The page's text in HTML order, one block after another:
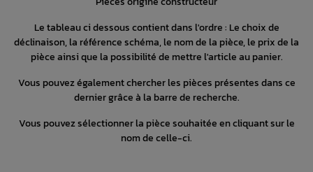
Le tableau ci dessous contient dans l'ordre : Le choix de
déclinaison, la référence schéma, le nom de la pièce, le prix de la
pièce ainsi que la possibilité de mettre l'article au panier.
Vous pouvez également chercher les pièces présentes dans ce
dernier grâce à la barre de recherche.
Vous pouvez sélectionner la pièce souhaitée en cliquant sur le
nom de celle-ci.